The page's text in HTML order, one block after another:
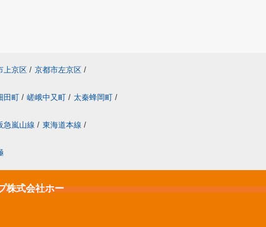
上京区 / 京都市左京区 /
田町 / 嵯峨中又町 / 太秦蜂岡町 /
急嵐山線 / 東海道本線 /
株式会社ホー